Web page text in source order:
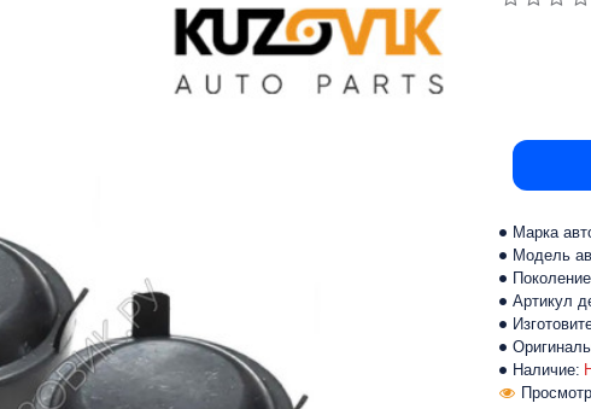
Наличие:
Марка
Модель
Артикул